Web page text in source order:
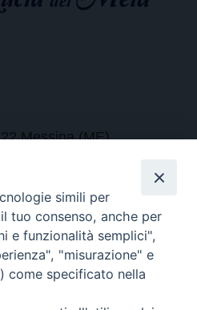
Messina (ME)
ore 9.30 alle 12.30
simili per
tuo consenso, anche per
e funzionalità semplici",
"misurazione" e
come specificato nella